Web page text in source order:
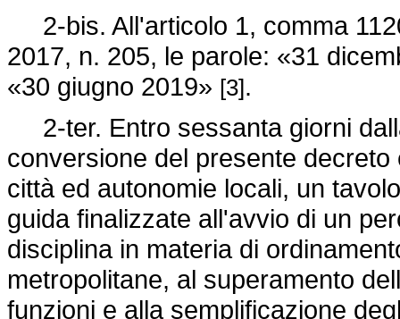
2-bis. All'articolo 1, comma
2017, n. 205, le parole: «31
«30 giugno 2019» [3].
2-ter. Entro sessanta giorni
conversione del presente
città ed autonomie locali, un
guida finalizzate all'avvio di un
disciplina in materia di
metropolitane, al superamento
funzioni e alla semplificazione